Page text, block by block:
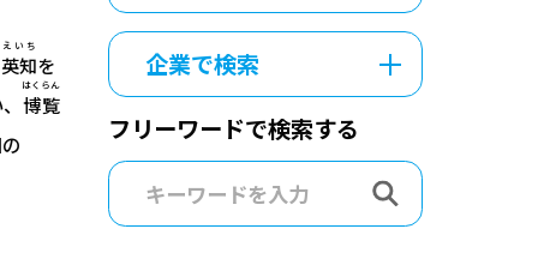
英知
えいち
を
博覧
はくらん
の
企業で検索
フリーワードで検索する